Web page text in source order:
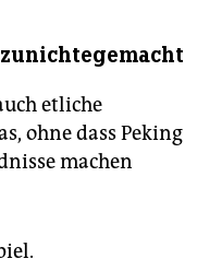
etliche
ohne dass Peking
machen